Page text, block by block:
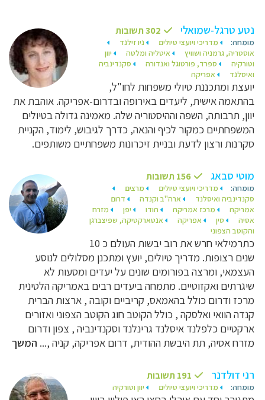
נטע טרגל-שמואלי 302 תשובות
מומחה: מדריכי ויועצי טיולים
ניו זילנד
אוסטריה, גרמניה ושוויץ
איטליה ומלטה
יוון
וטורקיה
ספרד, פורטוגל ואנדורה
סקנדינביה
ואיסלנד
אפריקה
יועצת ומתכננת טיולי משפחות לחו"ל,
בהתאמה אישית, ליעדים באירופה ובדרום-אפריקה. אוהבת את
יוון, תרבותה, השפה וההיסטוריה שלה. מאמינה גדולה בטיולים
המשפחתיים כמקור לכיף והנאה, כדרך לגיבוש, לימוד, הקניית
סקרנות ורצון לדעת ובניית זיכרונות משפחתיים משותפים.
מוטי סבאג 156 תשובות
מומחה: מדריכי ויועצי טיולים
מרצים
סקנדינביה ואיסלנד
ארה"ב וקנדה
דרום
אמריקה
מרכז אמריקה הודו יפן
מזרח
אסיה
סין אפריקה
אנטארקטיקה, שפיצברגן
והקוטב הצפוני
כתרמילאי חרש את רוב יבשות העולם כ 10
שנים רצופות. מדריך טיולים, יועץ ומתכנן מסלולים לנוסע
העצמאי, ומרצה בפורומים שונים על יעדים ומסעות לא
שיגרתים ואקזוטיים. מתמחה ביעדים רבים באמריקה הלטינית
מרכז ודרום כולל בהאמאס, קריביים וקובה , ארצות הברית
קנדה הוואי ואלסקה , כולל הקוטב חוג הקוטב הצפוני ואזורים
ארקטיים כלפלנד איסלנד גרינלנד וסקנדינביה , צפון ודרום
מזרח אסיה, תת היבשת ההודית, דרום אפריקה, קניה ,... המשך
רני דולדנר 191 תשובות
מומחה: מדריכי ויועצי טיולים יוון וטורקיה